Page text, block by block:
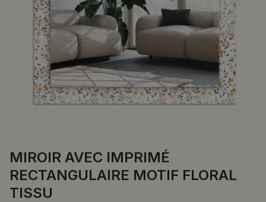
MIROIR AVEC IMPRIMÉ
RECTANGULAIRE MOTIF FLORAL
TISSU